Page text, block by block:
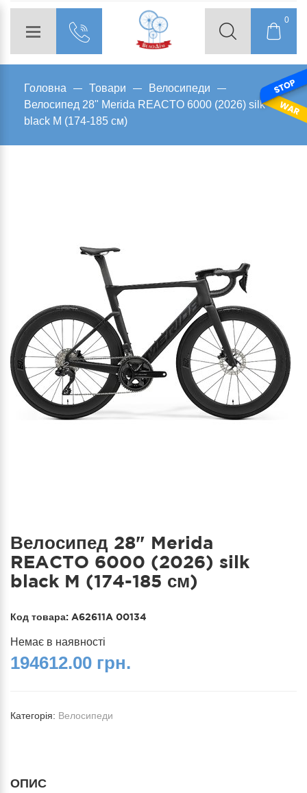
0
Головна Товари
Велосипеди
Велосипед 28" Merida REACTO 6000 (2026) silk
black M (174-185 см)
Велосипед 28" Merida
REACTO 6000 (2026) silk
black M (174-185 см)
Код товара: A62611A 00134
Немає в наявності
194612.00 грн.
Категорія: Велосипеди
ОПИС